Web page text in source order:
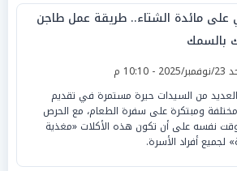
على مائدة الشتاء.. طريقة عمل طاجن
بالسمك
10:10 م
من السيدات حيرة مستمرة في تقديم
ومبتكرة على سفرة الطعام، مع الحرص
نفسه على أن تكون هذه الأكلات «مغذية
لجميع أفراد الأسرة.